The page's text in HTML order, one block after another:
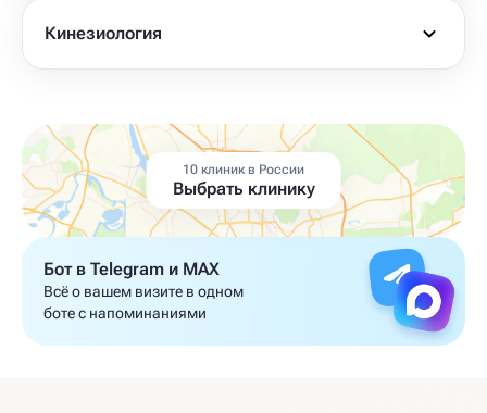
Кинезиология
10 клиник в России
Выбрать клинику
Бот в Telegram и MAX
Всё о вашем визите в одном
боте с напоминаниями